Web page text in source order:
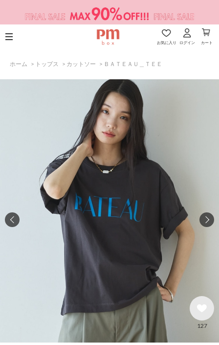
お気に入り ログイン カート
ホーム > トップス > カットソー > ＢＡＴＥＡＵ＿ＴＥＥ
127